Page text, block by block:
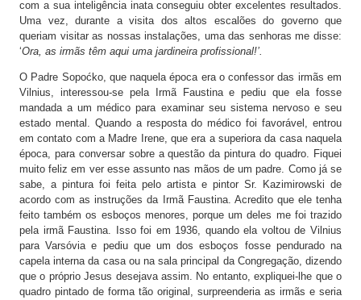
com a sua inteligência inata conseguiu obter excelentes resultados.
Uma vez, durante a visita dos altos escalões do governo que
queriam visitar as nossas instalações, uma das senhoras me disse:
‘Ora, as irmãs têm aqui uma jardineira profissional!’.
O Padre Sopoćko, que naquela época era o confessor das irmãs em
Vilnius, interessou-se pela Irmã Faustina e pediu que ela fosse
mandada a um médico para examinar seu sistema nervoso e seu
estado mental. Quando a resposta do médico foi favorável, entrou
em contato com a Madre Irene, que era a superiora da casa naquela
época, para conversar sobre a questão da pintura do quadro. Fiquei
muito feliz em ver esse assunto nas mãos de um padre. Como já se
sabe, a pintura foi feita pelo artista e pintor Sr. Kazimirowski de
acordo com as instruções da Irmã Faustina. Acredito que ele tenha
feito também os esboços menores, porque um deles me foi trazido
pela irmã Faustina. Isso foi em 1936, quando ela voltou de Vilnius
para Varsóvia e pediu que um dos esboços fosse pendurado na
capela interna da casa ou na sala principal da Congregação, dizendo
que o próprio Jesus desejava assim. No entanto, expliquei-lhe que o
quadro pintado de forma tão original, surpreenderia as irmãs e seria